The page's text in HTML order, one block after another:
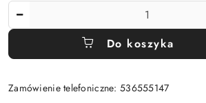
Do koszyka
Zamówienie telefoniczne: 536555147